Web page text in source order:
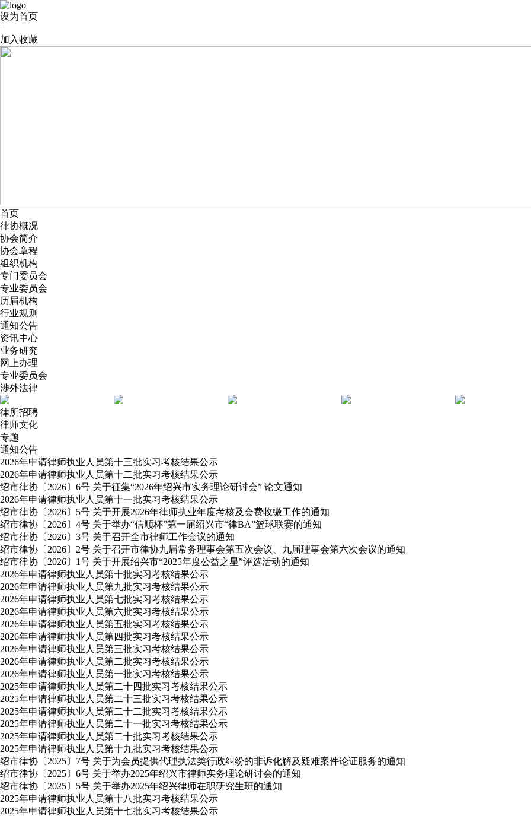
设为首页
|
加入收藏
首页
律协概况
协会简介
协会章程
组织机构
专门委员会
专业委员会
历届机构
行业规则
通知公告
资讯中心
业务研究
网上办理
专业委员会
涉外法律
律所招聘
律师文化
专题
通知公告
2026年申请律师执业人员第十三批实习考核结果公示
2026年申请律师执业人员第十二批实习考核结果公示
绍市律协〔2026〕6号 关于征集“2026年绍兴市实务理论研讨会” 论文通知
2026年申请律师执业人员第十一批实习考核结果公示
绍市律协〔2026〕5号 关于开展2026年律师执业年度考核及会费收缴工作的通知
绍市律协〔2026〕4号 关于举办“信顺杯”第一届绍兴市“律BA”篮球联赛的通知
绍市律协〔2026〕3号 关于召开全市律师工作会议的通知
绍市律协〔2026〕2号 关于召开市律协九届常务理事会第五次会议、九届理事会第六次会议的通知
绍市律协〔2026〕1号 关于开展绍兴市“2025年度公益之星”评选活动的通知
2026年申请律师执业人员第十批实习考核结果公示
2026年申请律师执业人员第九批实习考核结果公示
2026年申请律师执业人员第七批实习考核结果公示
2026年申请律师执业人员第六批实习考核结果公示
2026年申请律师执业人员第五批实习考核结果公示
2026年申请律师执业人员第四批实习考核结果公示
2026年申请律师执业人员第三批实习考核结果公示
2026年申请律师执业人员第二批实习考核结果公示
2026年申请律师执业人员第一批实习考核结果公示
2025年申请律师执业人员第二十四批实习考核结果公示
2025年申请律师执业人员第二十三批实习考核结果公示
2025年申请律师执业人员第二十二批实习考核结果公示
2025年申请律师执业人员第二十一批实习考核结果公示
2025年申请律师执业人员第二十批实习考核结果公示
2025年申请律师执业人员第十九批实习考核结果公示
绍市律协〔2025〕7号 关于为会员提供代理执法类行政纠纷的非诉化解及疑难案件论证服务的通知
绍市律协〔2025〕6号 关于举办2025年绍兴市律师实务理论研讨会的通知
绍市律协〔2025〕5号 关于举办2025年绍兴律师在职研究生班的通知
2025年申请律师执业人员第十八批实习考核结果公示
2025年申请律师执业人员第十七批实习考核结果公示